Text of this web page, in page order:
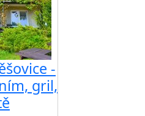
-
gril,